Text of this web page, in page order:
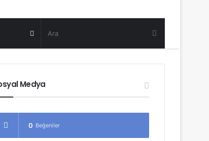
Random
Post
Medya
0 Beğeniler